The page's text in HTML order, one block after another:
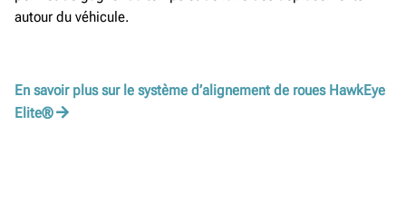
autour du véhicule.
En savoir plus sur le système d’alignement de roues HawkEye
Elite®